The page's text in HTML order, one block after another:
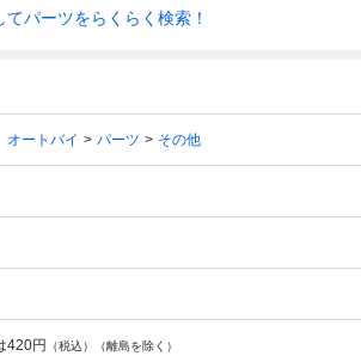
パーツをらくらく検索！
オートバイ パーツ その他
420円 （税込）（離島を除く）